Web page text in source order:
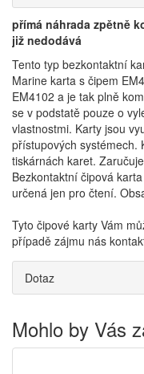
přímá náhrada zpětně
již nedodává
Tento typ bezkontaktní
Marine karta s čipem
EM4102 a je tak plně
se v podstatě pouze o
vlastnostmi. Karty jsou
přístupových systémech.
tiskárnách karet.
Bezkontaktní čipová
určená jen pro čtení.
Tyto čipové karty Vám
případě zájmu nás
Dotaz
Mohlo by Vás